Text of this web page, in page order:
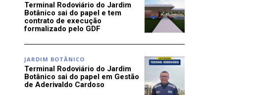
Terminal Rodoviário do Jardim
Botânico sai do papel e tem
contrato de execução
formalizado pelo GDF
JARDIM BOTÂNICO
Terminal Rodoviário do Jardim
Botânico sai do papel em Gestão
de Aderivaldo Cardoso